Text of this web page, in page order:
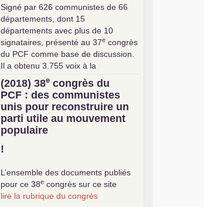
Signé par 626 communistes de 66
départements, dont 15
départements avec plus de 10
signataires, présenté au 37e congrès
du PCF comme base de discussion.
Il a obtenu 3.755 voix à la
consultation interne pour le choix de
la base commune (sur 24.376
exprimés).
(2018) 38e congrès du
PCF : des communistes
unis pour reconstruire un
parti utile au mouvement
populaire
!
L’ensemble des documents publiés
pour ce 38e congrès sur ce site
lire la rubrique du congrès